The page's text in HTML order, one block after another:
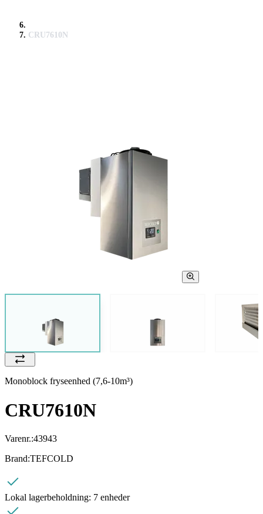
CRU7610N
Monoblock fryseenhed (7,6-10m³)
CRU7610N
Varenr.:43943
Brand:TEFCOLD
Lokal lagerbeholdning: 7 enheder